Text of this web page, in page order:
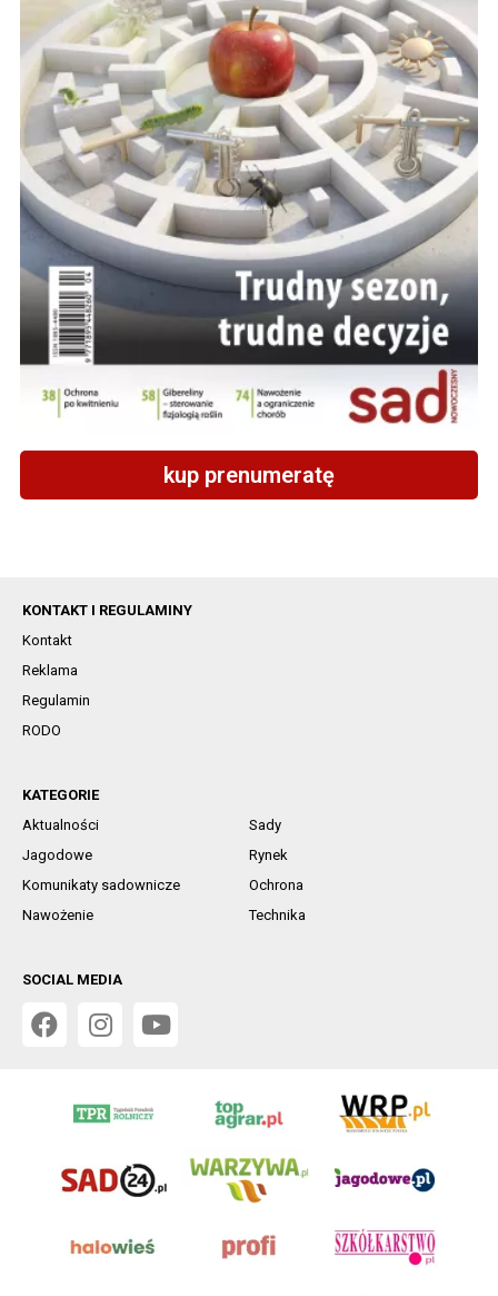
kup prenumeratę
KONTAKT I REGULAMINY
Kontakt
Reklama
Regulamin
RODO
KATEGORIE
Aktualności
Sady
Jagodowe
Rynek
Komunikaty sadownicze
Ochrona
Nawożenie
Technika
SOCIAL MEDIA